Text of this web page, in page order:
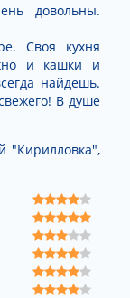
довольны.
Своя кухня
и кашки и
найдешь.
В душе
"Кирилловка",